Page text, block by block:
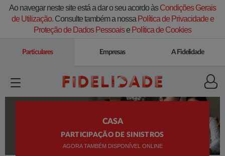
Ao navegar neste site está a dar o seu acordo àsCondições Gerais
de Utilização.Consulte também a nossa Política de Privacidade e
Proteção de Dados Pessoaise Política de Cookies
Particulares Empresas A Fidelidade
CASA
PARTICIPAÇÃO DE SINISTROS
AGORA TAMBÉM DISPONÍVEL ONLINE